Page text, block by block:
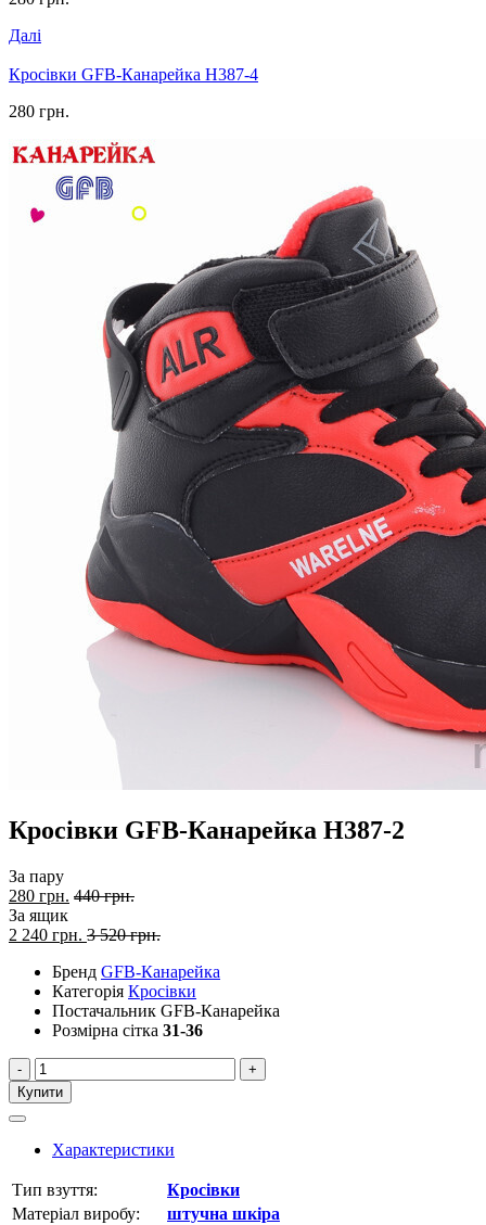
Далі
Кросівки GFB-Канарейка H387-4
280 грн.
Кросівки GFB-Канарейка H387-2
За пару
280 грн. 440 грн.
За ящик
2 240 грн. 3 520 грн.
Бренд GFB-Канарейка
Категорія Кросівки
Постачальник GFB-Канарейка
Розмірна сітка 31-36
-
+
Купити
Характеристики
Тип взуття:
Кросівки
Матеріал виробу:
штучна шкіра